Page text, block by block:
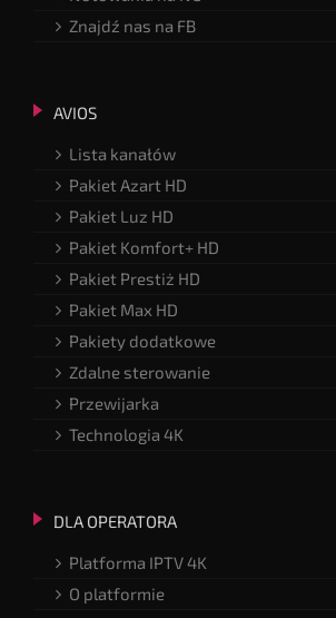
Znajdź nas na FB
AVIOS
Lista kanałów
Pakiet Azart HD
Pakiet Luz HD
Pakiet Komfort+ HD
Pakiet Prestiż HD
Pakiet Max HD
Pakiety dodatkowe
Zdalne sterowanie
Przewijarka
Technologia 4K
DLA OPERATORA
Platforma IPTV 4K
O platformie